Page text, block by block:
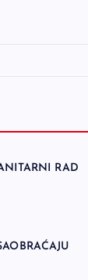
RAD